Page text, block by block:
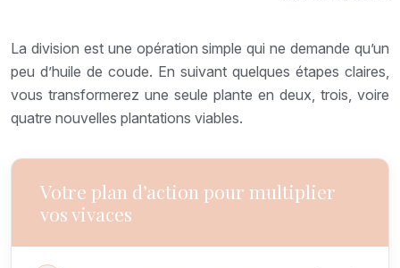
La division est une opération simple qui ne demande qu’un
peu d’huile de coude. En suivant quelques étapes claires,
vous transformerez une seule plante en deux, trois, voire
quatre nouvelles plantations viables.
Votre plan d’action pour multiplier
vos vivaces